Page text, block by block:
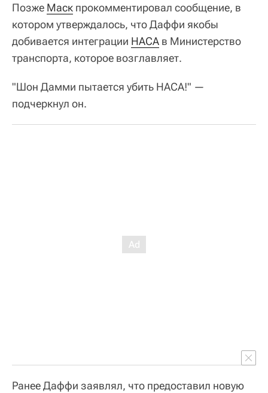
Позже Маск прокомментировал сообщение, в
котором утверждалось, что Даффи якобы
добивается интеграции НАСА в Министерство
транспорта, которое возглавляет.
"Шон Дамми пытается убить НАСА!" —
подчеркнул он.
Ранее Даффи заявлял, что предоставил новую